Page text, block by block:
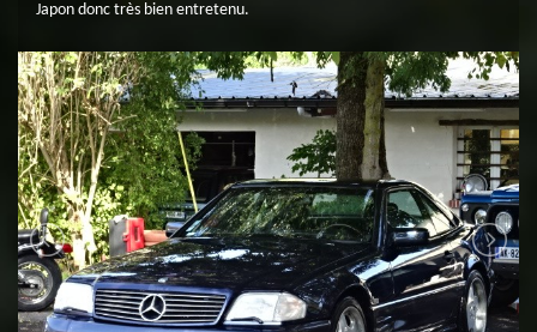
Japon donc très bien entretenu.